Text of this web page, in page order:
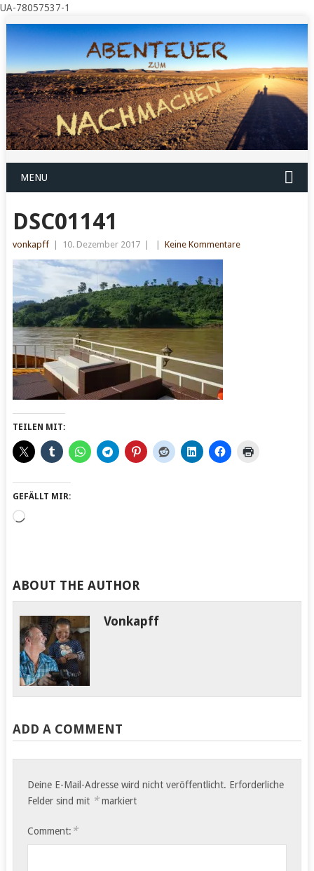
UA-78057537-1
MENU
DSC01141
vonkapff 10. Dezember 2017 Keine Kommentare
TEILEN MIT:
GEFÄLLT MIR:
Wird
ABOUT THE AUTHOR
Vonkapff
ADD A COMMENT
Deine E-Mail-Adresse wird nicht veröffentlicht. Erforderliche
Felder sind mit *markiert
Comment: *